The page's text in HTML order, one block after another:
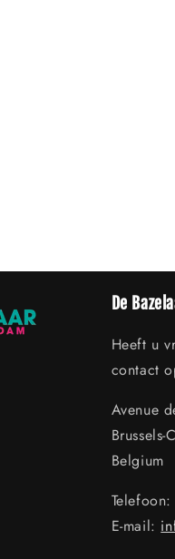
De
Heeft u
contact
Avenue
Belgium
E-mail: